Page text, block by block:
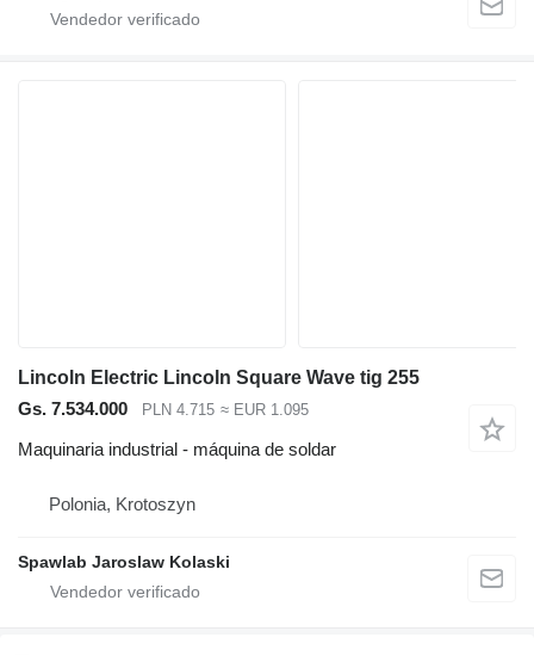
Lincoln Electric Lincoln Square Wave tig 255
Gs. 7.534.000
PLN 4.715 ≈ EUR 1.095
Maquinaria industrial - máquina de soldar
Polonia, Krotoszyn
Spawlab Jaroslaw Kolaski